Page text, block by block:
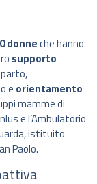
donneche hanno
supporto
e orientamento
mamme di
e l’Ambulatorio
istituito
Paolo.